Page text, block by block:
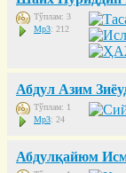
Тўплам: 3
Mp3: 212
Абдул Азим
Тўплам: 1
Mp3: 24
Абдулқайюм